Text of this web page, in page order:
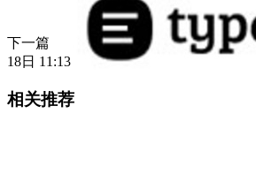
下一篇
18日 11:13
相关推荐